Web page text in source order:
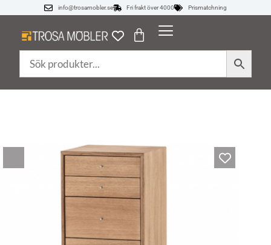
info@trosamobler.se Fri frakt över 4000 Prismatchning